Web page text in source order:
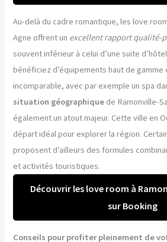
Au-delà du cadre romantique, les love
Agne offrent un excellent rapport qualité-
souvent inférieur à celui d’une suite
bénéficiez d’équipements haut de gamme
incomparable, avec par exemple un spa
situation géographique de Ramonville-
également un atout majeur. Cette ville en
départ idéal pour explorer la région.
proposent d’ailleurs des formules
et activités touristiques.
Découvrir les love room à
sur Booking
Conseils pour profiter pleinement de